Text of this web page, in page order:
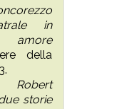
in
della
Robert
storie